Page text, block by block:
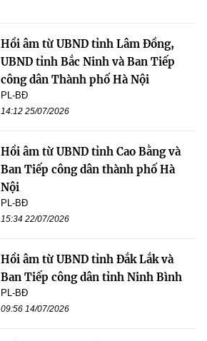
Hồi âm từ UBND tỉnh Lâm Đồng,
UBND tỉnh Bắc Ninh và Ban Tiếp
công dân Thành phố Hà Nội
PL-BĐ
14:12 25/07/2026
Hồi âm từ UBND tỉnh Cao Bằng và
Ban Tiếp công dân thành phố Hà
Nội
PL-BĐ
15:34 22/07/2026
Hồi âm từ UBND tỉnh Đắk Lắk và
Ban Tiếp công dân tỉnh Ninh Bình
PL-BĐ
09:56 14/07/2026